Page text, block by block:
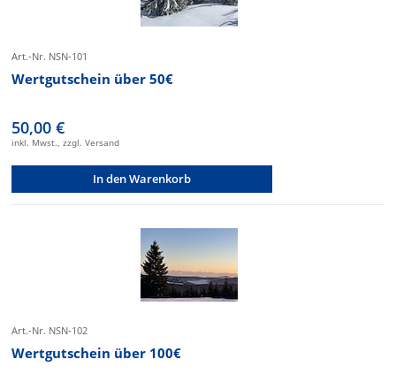
Art.-Nr. NSN-101
Wertgutschein über 50€
50,00 €
inkl. Mwst., zzgl. Versand
In den Warenkorb
Art.-Nr. NSN-102
Wertgutschein über 100€